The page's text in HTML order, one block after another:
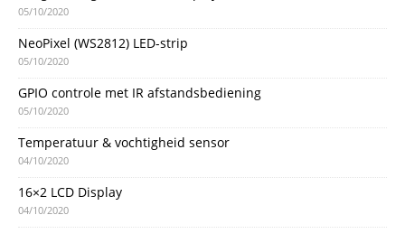
05/10/2020
NeoPixel (WS2812) LED-strip
05/10/2020
GPIO controle met IR afstandsbediening
05/10/2020
Temperatuur & vochtigheid sensor
04/10/2020
16×2 LCD Display
04/10/2020